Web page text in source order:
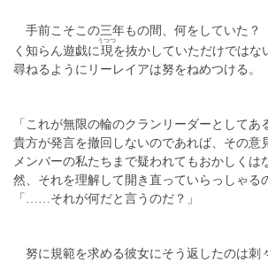
手前こそこの三年もの間、何をしていた？
く知らん遊戯に現
うつつ
を抜かしていただけではな
尋ねるようにリーレイアは努をねめつける。
「これが無限の輪のクランリーダーとして
貴方が発言を撤回しないのであれば、その意
メンバーの私たちまで疑われてもおかしくは
然、それを理解して開き直っていらっしゃる
「……それが何だと言うのだ？」
努に規範を求める彼女にそう返したのは刺